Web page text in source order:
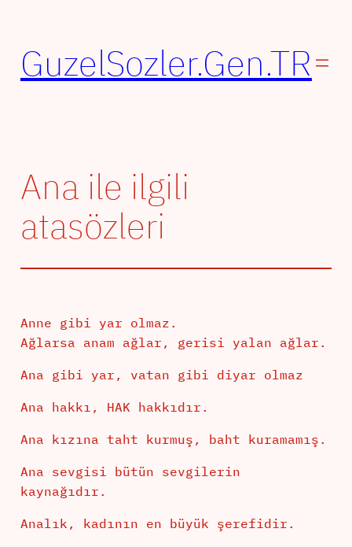
GuzelSozler.Gen.TR
Ana ile ilgili
atasözleri
Anne gibi yar olmaz.
Ağlarsa anam ağlar, gerisi yalan ağlar.
Ana gibi yar, vatan gibi diyar olmaz
Ana hakkı, HAK hakkıdır.
Ana kızına taht kurmuş, baht kuramamış.
Ana sevgisi bütün sevgilerin
kaynağıdır.
Analık, kadının en büyük şerefidir.